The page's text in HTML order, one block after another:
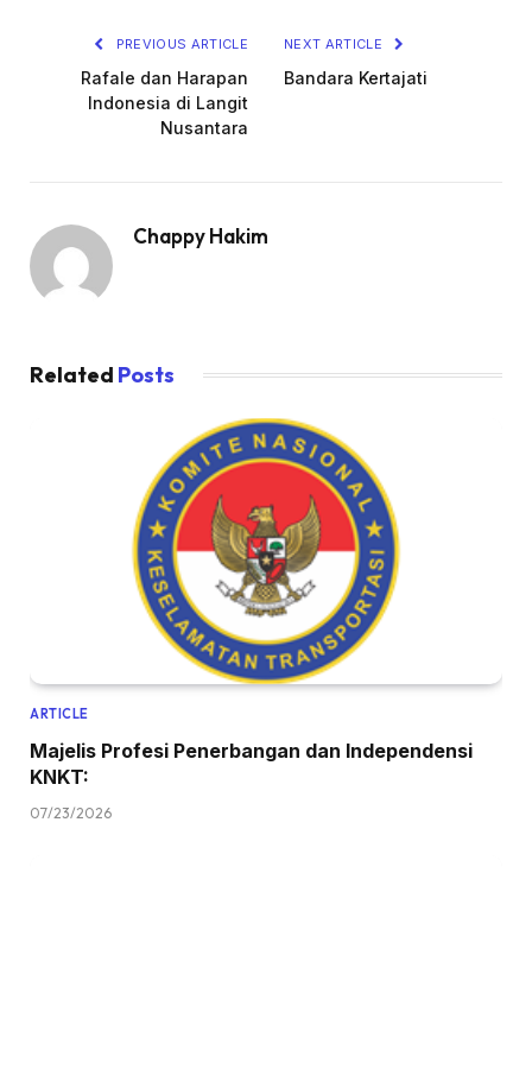
PREVIOUS ARTICLE
Rafale dan Harapan
Indonesia di Langit
Nusantara
NEXT ARTICLE
Bandara Kertajati
Chappy Hakim
Related Posts
ARTICLE
Majelis Profesi Penerbangan dan Independensi
KNKT:
07/23/2026